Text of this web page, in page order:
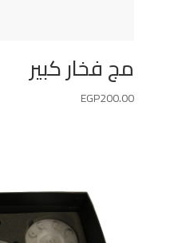
مج فخار كبير
EGP200.00